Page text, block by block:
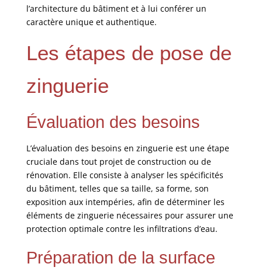
l’architecture du bâtiment et à lui conférer un
caractère unique et authentique.
Les étapes de pose de
zinguerie
Évaluation des besoins
L’évaluation des besoins en zinguerie est une étape
cruciale dans tout projet de construction ou de
rénovation. Elle consiste à analyser les spécificités
du bâtiment, telles que sa taille, sa forme, son
exposition aux intempéries, afin de déterminer les
éléments de zinguerie nécessaires pour assurer une
protection optimale contre les infiltrations d’eau.
Préparation de la surface